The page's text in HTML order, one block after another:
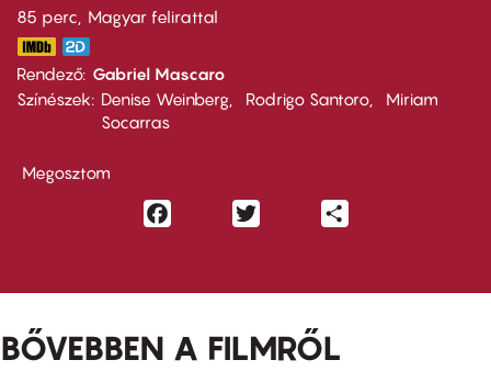
85 perc,
Magyar felirattal
Rendező Gabriel Mascaro
Színészek
Denise Weinberg Rodrigo Santoro
Miriam
Socarras
Megosztom
Facebook
BŐVEBBEN A FILMRŐL